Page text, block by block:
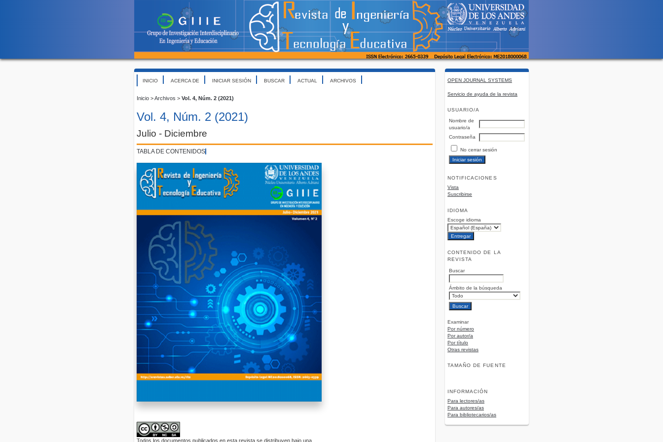
OPEN JOURNAL SYSTEMS
Servicio de ayuda de la revista
USUARIO/A
Nombre de
usuario/a
Contraseña
No cerrar sesión
NOTIFICACIONES
Vista
Suscribirse
IDIOMA
Escoge idioma
CONTENIDO DE LA
REVISTA
Buscar
Ámbito de la búsqueda
Examinar
Por número
Por autor/a
Por título
Otras revistas
TAMAÑO DE FUENTE
INFORMACIÓN
Para lectores/as
Para autores/as
Para bibliotecarios/as
INICIO ACERCA DE INICIAR SESIÓN BUSCAR ACTUAL ARCHIVOS
Inicio >Archivos > Vol. 4, Núm. 2 (2021)
Vol. 4, Núm. 2 (2021)
Julio - Diciembre
TABLA DE CONTENIDOS
Todos los documentos publicados en esta revista se distribuyen bajo una